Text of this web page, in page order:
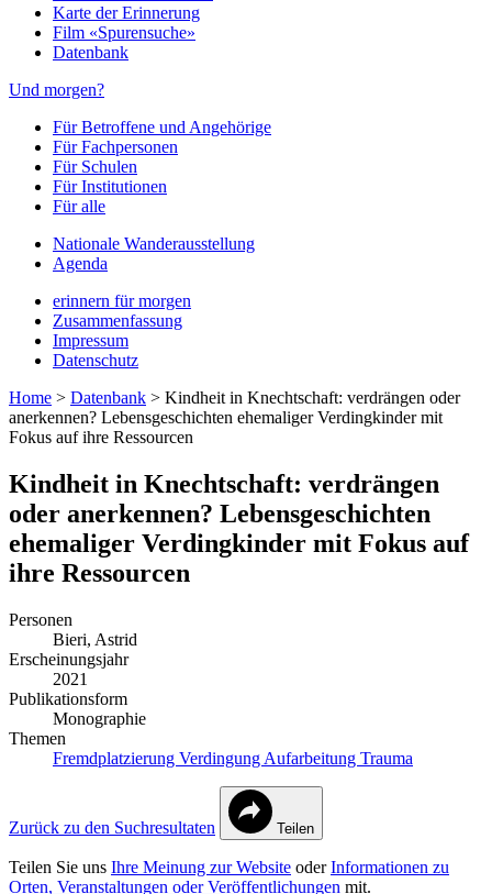
Karte der Erinnerung
Film «Spurensuche»
Datenbank
Und morgen?
Für Betroffene und Angehörige
Für Fachpersonen
Für Schulen
Für Institutionen
Für alle
Nationale Wanderausstellung
Agenda
erinnern für morgen
Zusammenfassung
Impressum
Datenschutz
Home > Datenbank > Kindheit in Knechtschaft: verdrängen oder
anerkennen? Lebensgeschichten ehemaliger Verdingkinder mit
Fokus auf ihre Ressourcen
Kindheit in Knechtschaft: verdrängen
oder anerkennen? Lebensgeschichten
ehemaliger Verdingkinder mit Fokus auf
ihre Ressourcen
Personen
Bieri, Astrid
Erscheinungsjahr
2021
Publikationsform
Monographie
Themen
Fremdplatzierung Verdingung Aufarbeitung Trauma
Zurück zu den Suchresultaten Teilen
Teilen Sie uns Ihre Meinung zur Website oderInformationen zu
Orten, Veranstaltungen oder Veröffentlichungen mit.